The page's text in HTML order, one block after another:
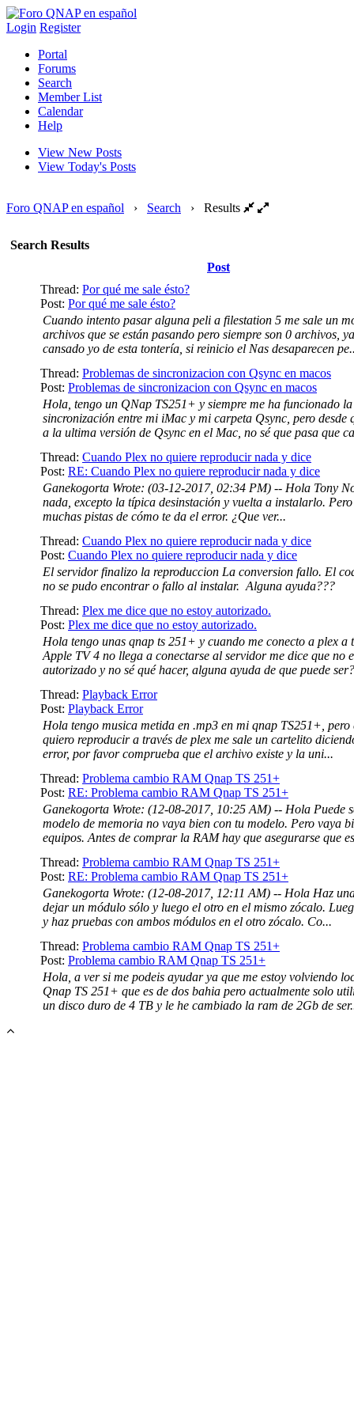
Login Register
Portal
Forums
Search
Member List
Calendar
Help
View New Posts
View Today's Posts
Foro QNAP en español › Search › Results
Search Results
Post
Thread: Por qué me sale ésto?
Post: Por qué me sale ésto?
Cuando intento pasar alguna peli a filestation 5 me sale un
archivos que se están pasando pero siempre son 0 archivos,
cansado yo de esta tontería, si reinicio el Nas desaparecen
Thread: Problemas de sincronizacion con Qsync en macos
Post: Problemas de sincronizacion con Qsync en macos
Hola, tengo un QNap TS251+ y siempre me ha funcionado la
sincronización entre mi iMac y mi carpeta Qsync, pero desde
a la ultima versión de Qsync en el Mac, no sé que pasa que
Thread: Cuando Plex no quiere reproducir nada y dice
Post: RE: Cuando Plex no quiere reproducir nada y dice
Ganekogorta Wrote: (03-12-2017, 02:34 PM) -- Hola Tony
nada, excepto la típica desinstación y vuelta a instalarlo.
muchas pistas de cómo te da el error. ¿Que ver...
Thread: Cuando Plex no quiere reproducir nada y dice
Post: Cuando Plex no quiere reproducir nada y dice
El servidor finalizo la reproduccion La conversion fallo. El
no se pudo encontrar o fallo al instalar. Alguna ayuda???
Thread: Plex me dice que no estoy autorizado.
Post: Plex me dice que no estoy autorizado.
Hola tengo unas qnap ts 251+ y cuando me conecto a plex a
Apple TV 4 no llega a conectarse al servidor me dice que no
autorizado y no sé qué hacer, alguna ayuda de que puede
Thread: Playback Error
Post: Playback Error
Hola tengo musica metida en .mp3 en mi qnap TS251+, pero
quiero reproducir a través de plex me sale un cartelito
error, por favor comprueba que el archivo existe y la uni...
Thread: Problema cambio RAM Qnap TS 251+
Post: RE: Problema cambio RAM Qnap TS 251+
Ganekogorta Wrote: (12-08-2017, 10:25 AM) -- Hola Puede
modelo de memoria no vaya bien con tu modelo. Pero vaya
equipos. Antes de comprar la RAM hay que asegurarse que
Thread: Problema cambio RAM Qnap TS 251+
Post: RE: Problema cambio RAM Qnap TS 251+
Ganekogorta Wrote: (12-08-2017, 12:11 AM) -- Hola Haz
dejar un módulo sólo y luego el otro en el mismo zócalo.
y haz pruebas con ambos módulos en el otro zócalo. Co...
Thread: Problema cambio RAM Qnap TS 251+
Post: Problema cambio RAM Qnap TS 251+
Hola, a ver si me podeis ayudar ya que me estoy volviendo
Qnap TS 251+ que es de dos bahia pero actualmente solo
un disco duro de 4 TB y le he cambiado la ram de 2Gb de